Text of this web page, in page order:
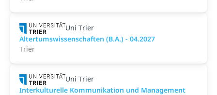
Uni Trier
Altertumswissenschaften (B.A.) - 04.2027
Trier
Uni Trier
Interkulturelle Kommunikation und Management